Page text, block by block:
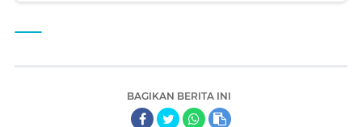
BAGIKAN BERITA INI